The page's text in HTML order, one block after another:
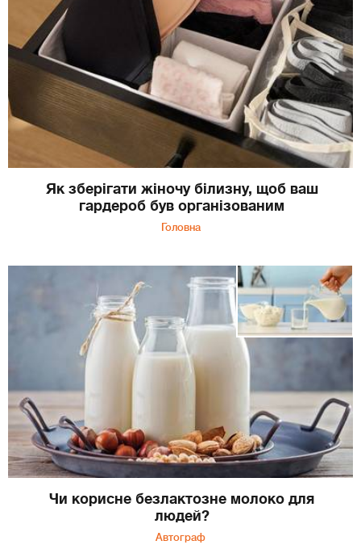
Як зберігати жіночу білизну, щоб ваш
гардероб був організованим
Головна
Чи корисне безлактозне молоко для
людей?
Автограф